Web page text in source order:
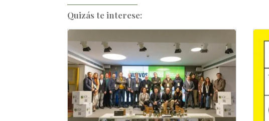
Quizás te interese: